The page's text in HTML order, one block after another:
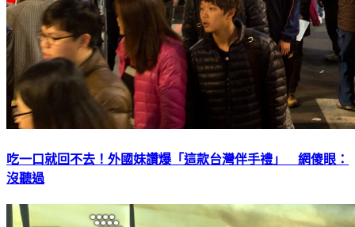
吃一口就回不去！外國妹讚爆「這款台灣伴手禮」 網傻眼：
沒聽過